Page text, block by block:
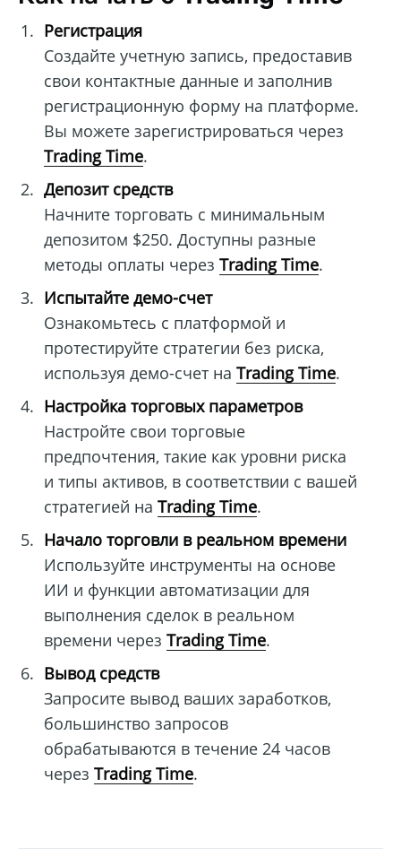
Регистрация
Создайте учетную запись, предоставив
свои контактные данные и заполнив
регистрационную форму на платформе.
Вы можете зарегистрироваться через
Trading Time.
Депозит средств
Начните торговать с минимальным
депозитом $250. Доступны разные
методы оплаты через Trading Time.
Испытайте демо-счет
Ознакомьтесь с платформой и
протестируйте стратегии без риска,
используя демо-счет на Trading Time.
Настройка торговых параметров
Настройте свои торговые
предпочтения, такие как уровни риска
и типы активов, в соответствии с вашей
стратегией на Trading Time.
Начало торговли в реальном времени
Используйте инструменты на основе
ИИ и функции автоматизации для
выполнения сделок в реальном
времени через Trading Time.
Вывод средств
Запросите вывод ваших заработков,
большинство запросов
обрабатываются в течение 24 часов
через Trading Time.